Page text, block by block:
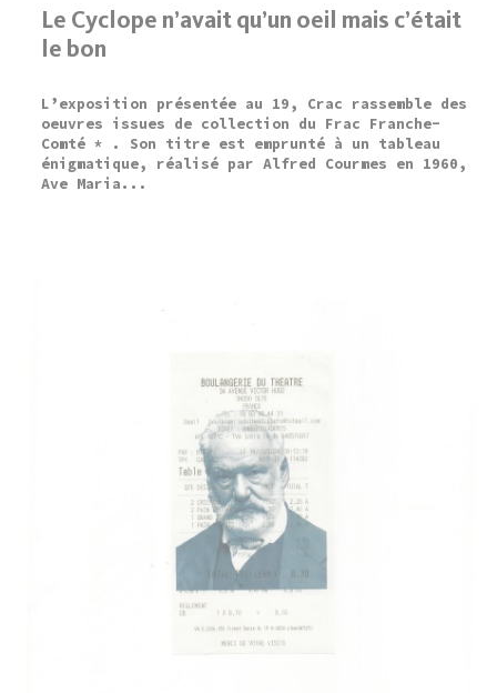
Le Cyclope n’avait qu’un oeil mais c’était
le bon
L’exposition présentée au 19, Crac rassemble des
oeuvres issues de collection du Frac Franche-
Comté * . Son titre est emprunté à un tableau
énigmatique, réalisé par Alfred Courmes en 1960,
Ave Maria...